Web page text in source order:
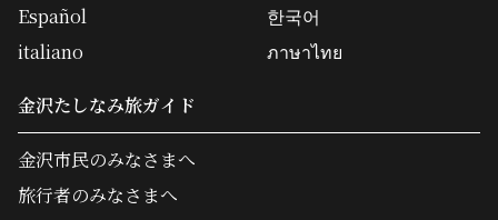
Español
italiano
한국어
ภาษาไทย
金沢たしなみ旅ガイド
金沢市民のみなさまへ
旅行者のみなさまへ